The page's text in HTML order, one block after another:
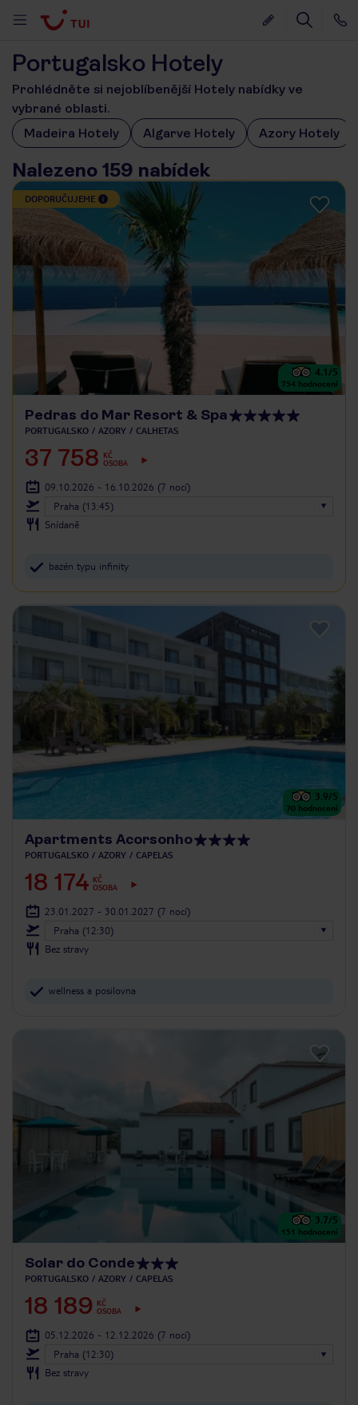
Portugalsko Hotely
Prohlédněte si nejoblíbenější Hotely nabídky ve
vybrané oblasti.
Madeira Hotely
Algarve Hotely Azory Hotely
Nalezeno 159 nabídek
DOPORUČUJEME
4.1/5
754 hodnocení
Pedras do Mar Resort & Spa
PORTUGALSKO AZORY CALHETAS
37 758
KČ
OSOBA
09.10.2026 - 16.10.2026 (7 nocí)
Praha (13:45)
Snídaně
bazén typu infinity
3.9/5
70 hodnocení
Apartments Acorsonho
PORTUGALSKO AZORY CAPELAS
18 174 KČ
OSOBA
23.01.2027 - 30.01.2027 (7 nocí)
Praha (12:30)
Bez stravy
wellness a posilovna
3.7/5
151 hodnocení
Solar do Conde
PORTUGALSKO AZORY CAPELAS
18 189
KČ
OSOBA
05.12.2026 - 12.12.2026 (7 nocí)
Praha (12:30)
Bez stravy